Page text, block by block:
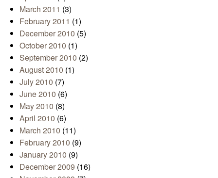
March 2011 (3)
February 2011 (1)
December 2010 (5)
October 2010 (1)
September 2010 (2)
August 2010 (1)
July 2010 (7)
June 2010 (6)
May 2010 (8)
April 2010 (6)
March 2010 (11)
February 2010 (9)
January 2010 (9)
December 2009 (16)